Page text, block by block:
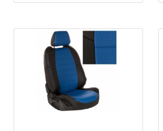
В корзину